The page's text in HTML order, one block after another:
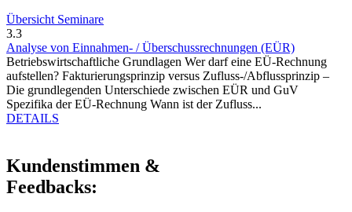
Übersicht Seminare
3.3
Analyse von Einnahmen- / Überschussrechnungen (EÜR)
Betriebswirtschaftliche Grundlagen Wer darf eine EÜ-Rechnung
aufstellen? Fakturierungsprinzip versus Zufluss-/Abflussprinzip –
Die grundlegenden Unterschiede zwischen EÜR und GuV
Spezifika der EÜ-Rechnung Wann ist der Zufluss...
DETAILS
Kundenstimmen &
Feedbacks: